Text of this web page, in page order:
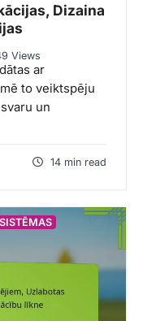
Dizaina
Views
ar
to veiktspēju
un
14 min read